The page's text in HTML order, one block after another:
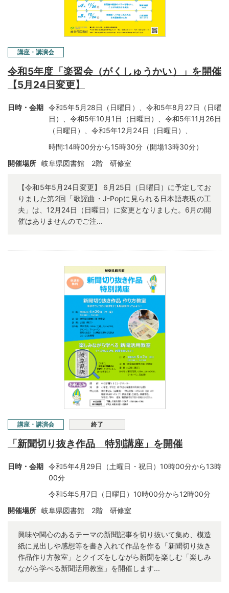
講座・講演会
令和5年度「楽習会（がくしゅうかい）」を開催
【5月24日変更】
日時・会期 令和5年5月28日（日曜日）、令和5年8月27日（日曜
日）、令和5年10月1日（日曜日）、令和5年11月26日
（日曜日）、 令和5年12月24日（日曜日）、
時間:14時00分から15時30分（開場13時30分）
開催場所 岐阜県図書館 2階 研修室
【令和5年5月24日変更】 6月25日（日曜日）に予定してお
りました第2回「歌謡曲・J-Popに見られる日本語表現の工
夫」は、12月24日（日曜日）に変更となりました。6月の開
催はありませんのでご注...
講座・講演会 終了
「新聞切り抜き作品 特別講座」を開催
日時・会期
令和5年4月29日（土曜日・祝日）10時00分から13時
00分
令和5年5月7日（日曜日）10時00分から12時00分
開催場所 岐阜県図書館 2階 研修室
興味や関心のあるテーマの新聞記事を切り抜いて集め、模造
紙に見出しや感想等を書き入れて作品を作る「新聞切り抜き
作品作り方教室」とクイズをしながら新聞を楽しむ「楽しみ
ながら学べる新聞活用教室」を開催します...